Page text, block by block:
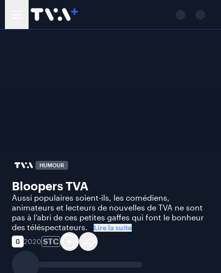
HUMOUR
Bloopers TVA
Aussi populaires soient-ils, les comédiens,
animateurs et lecteurs de nouvelles de TVA ne sont
pas à l’abri de ces petites gaffes qui font le bonheur
des téléspectateurs.
Lire la suite
2020 STC